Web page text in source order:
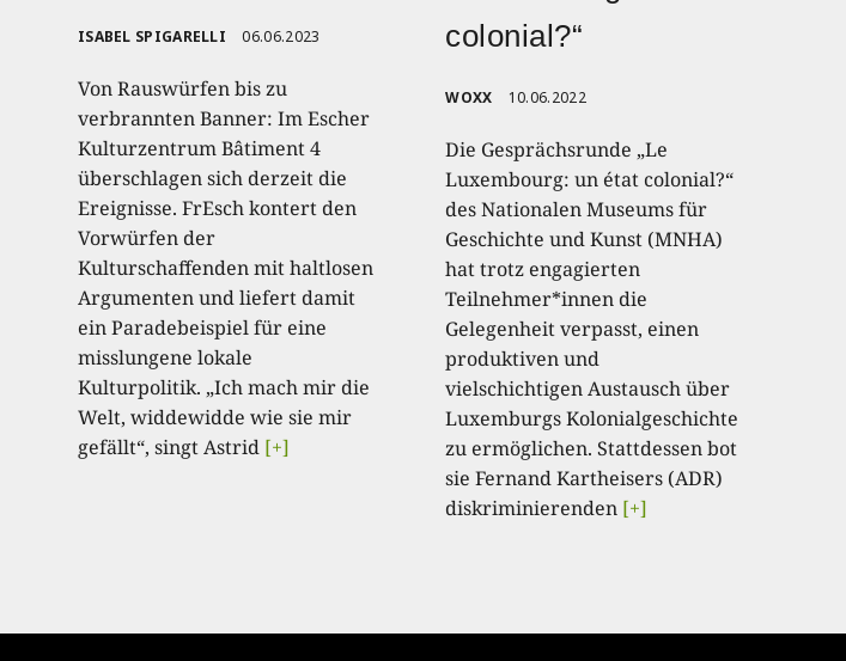
ISABEL SPIGARELLI 06.06.2023
Von Rauswürfen bis zu
verbrannten Banner: Im Escher
Kulturzentrum Bâtiment 4
überschlagen sich derzeit die
Ereignisse. FrEsch kontert den
Vorwürfen der
Kulturschaffenden mit haltlosen
Argumenten und liefert damit
ein Paradebeispiel für eine
misslungene lokale
Kulturpolitik. „Ich mach mir die
Welt, widdewidde wie sie mir
gefällt“, singt Astrid [+]
colonial?“
WOXX 10.06.2022
Die Gesprächsrunde „Le
Luxembourg: un état colonial?“
des Nationalen Museums für
Geschichte und Kunst (MNHA)
hat trotz engagierten
Teilnehmer*innen die
Gelegenheit verpasst, einen
produktiven und
vielschichtigen Austausch über
Luxemburgs Kolonialgeschichte
zu ermöglichen. Stattdessen bot
sie Fernand Kartheisers (ADR)
diskriminierenden [+]